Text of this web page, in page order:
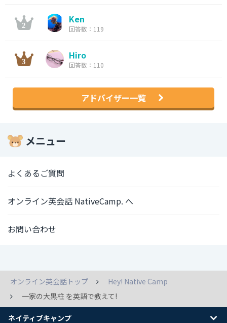
Ken
回答数：119
Hiro
回答数：110
アドバイザー一覧
メニュー
よくあるご質問
オンライン英会話 NativeCamp. へ
お問い合わせ
オンライン英会話トップ
Hey! Native Camp
一家の大黒柱 を英語で教えて!
ネイティブキャンプ